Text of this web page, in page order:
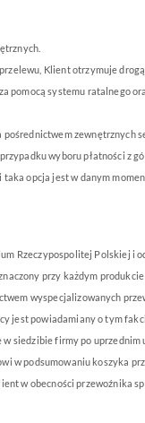
Klient otrzymuje
pomocą systemu ratalnego
zewnętrznych
wyboru płatności z
opcja jest w danym
Rzeczypospolitej Polskiej i
przy każdym
wyspecjalizowanych
jest powiadamiany o tym
siedzibie firmy po
w podsumowaniu koszyka
w obecności przewoźnika